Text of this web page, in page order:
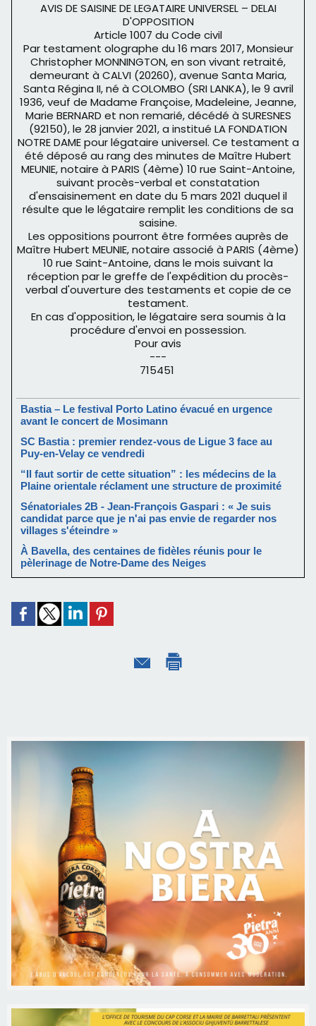
AVIS DE SAISINE DE LEGATAIRE UNIVERSEL – DELAI
D'OPPOSITION
Article 1007 du Code civil
Par testament olographe du 16 mars 2017, Monsieur
Christopher MONNINGTON, en son vivant retraité,
demeurant à CALVI (20260), avenue Santa Maria,
Santa Régina II, né à COLOMBO (SRI LANKA), le 9 avril
1936, veuf de Madame Françoise, Madeleine, Jeanne,
Marie BERNARD et non remarié, décédé à SURESNES
(92150), le 28 janvier 2021, a institué LA FONDATION
NOTRE DAME pour légataire universel. Ce testament a
été déposé au rang des minutes de Maître Hubert
MEUNIE, notaire à PARIS (4ème) 10 rue Saint-Antoine,
suivant procès-verbal et constatation
d'ensaisinement en date du 5 mars 2021 duquel il
résulte que le légataire remplit les conditions de sa
saisine.
Les oppositions pourront être formées auprès de
Maître Hubert MEUNIE, notaire associé à PARIS (4ème)
10 rue Saint-Antoine, dans le mois suivant la
réception par le greffe de l'expédition du procès-
verbal d'ouverture des testaments et copie de ce
testament.
En cas d'opposition, le légataire sera soumis à la
procédure d'envoi en possession.
Pour avis
---
715451
Bastia – Le festival Porto Latino évacué en urgence
avant le concert de Mosimann
SC Bastia : premier rendez-vous de Ligue 3 face au
Puy-en-Velay ce vendredi
“Il faut sortir de cette situation” : les médecins de la
Plaine orientale réclament une structure de proximité
Sénatoriales 2B - Jean-François Gaspari : « Je suis
candidat parce que je n'ai pas envie de regarder nos
villages s'éteindre »
À Bavella, des centaines de fidèles réunis pour le
pèlerinage de Notre-Dame des Neiges